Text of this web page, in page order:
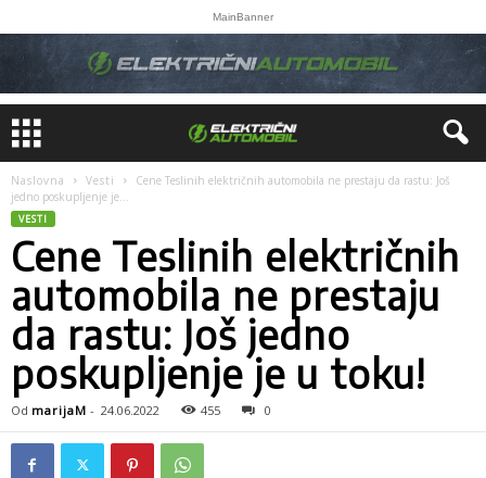
MainBanner
Naslovna Vesti
Cene Teslinih električnih automobila ne prestaju da rastu: Još
jedno poskupljenje je...
VESTI
Cene Teslinih električnih
automobila ne prestaju
da rastu: Još jedno
poskupljenje je u toku!
Od marijaM - 24.06.2022 455 0